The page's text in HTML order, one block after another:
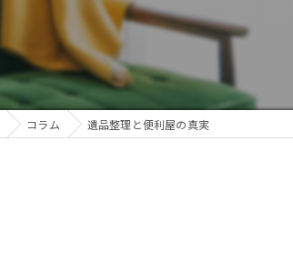
コラム 遺品整理と便利屋の真実